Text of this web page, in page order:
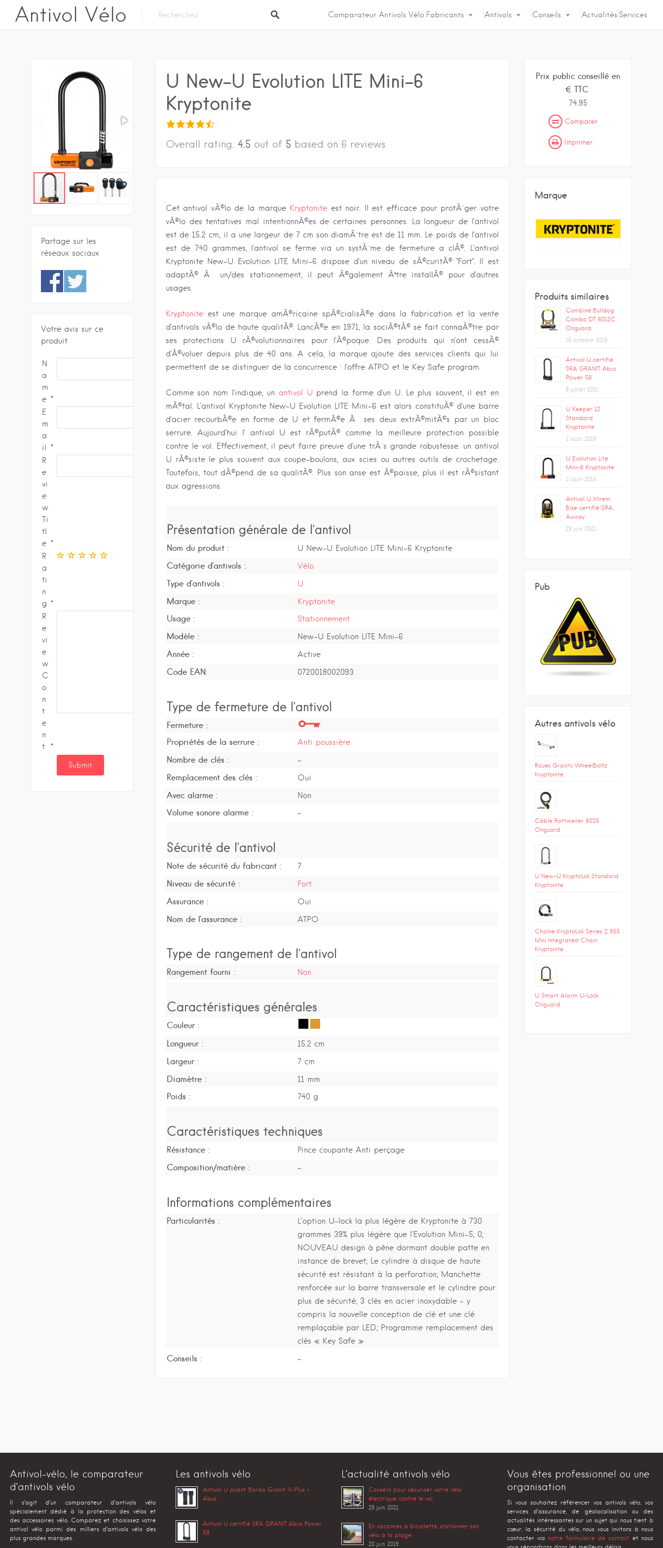
Antivol Vélo Comparateur Antivols Vélo Fabricants Antivols Conseils Actualités Services
Partage sur les
réseaux sociaux
Votre avis sur ce
produit
N
a
m
e
E
m
a
il
R
e
vi
e
w
Ti
tl
e
R
a
ti
n
g
R
e
vi
e
w
C
o
n
t
e
n
t
U New-U Evolution LITE Mini-6
Kryptonite
Overall rating: 4.5 out of 5 based on 6 reviews.
Prix public conseillé en
€ TTC
74.95
Comparer
Imprimer
Cet antivol vÃ©lo de la marque Kryptonite est noir. Il est efficace pour protÃ¨ger votre
vÃ©lo des tentatives mal intentionnÃ©es de certaines personnes. La longueur de l'antivol
est de 15.2 cm, il a une largeur de 7 cm son diamÃ¨tre est de 11 mm. Le poids de l'antivol
est de 740 grammes, l'antivol se ferme via un systÃ¨me de fermeture a clÃ©. L'antivol
Kryptonite New-U Evolution LITE Mini-6 dispose d'un niveau de sÃ©curitÃ© "Fort". Il est
adaptÃ© Ã un/des stationnement, il peut Ã©galement Ãªtre installÃ© pour d'autres
usages.
Kryptoniteest une marque amÃ©ricaine spÃ©cialisÃ©e dans la fabrication et la vente
d'antivols vÃ©lo de haute qualitÃ©. LancÃ©e en 1971, la sociÃ©tÃ© se fait connaÃ®tre par
ses protections U rÃ©volutionnaires pour l'Ã©poque. Des produits qui n'ont cessÃ©
d'Ã©voluer depuis plus de 40 ans. A cela, la marque ajoute des services clients qui lui
permettent de se distinguer de la concurrence : l'offre ATPO et le Key Safe program.
Comme son nom l'indique, un antivol U prend la forme d'un U. Le plus souvent, il est en
mÃ©tal. L'antivol Kryptonite New-U Evolution LITE Mini-6 est alors constituÃ© d'une barre
d'acier recourbÃ©e en forme de U et fermÃ©e Ã ses deux extrÃ©mitÃ©s par un bloc
serrure. Aujourd'hui l' antivol U est rÃ©putÃ© comme la meilleure protection possible
contre le vol. Effectivement, il peut faire preuve d'une trÃ¨s grande robustesse. un antivol
U rÃ©siste le plus souvent aux coupe-boulons, aux scies ou autres outils de crochetage.
Toutefois, tout dÃ©pend de sa qualitÃ©. Plus son anse est Ã©paisse, plus il est rÃ©sistant
aux agressions.
Présentation générale de l’antivol
Nom du produit : U New-U Evolution LITE Mini-6 Kryptonite
Catégorie d'antivols : Vélo
Type d'antivols : U
Marque : Kryptonite
Usage : Stationnement
Modèle : New-U Evolution LITE Mini-6
Année : Active
Code EAN: 0720018002093
Type de fermeture de l’antivol
Fermeture :
Propriétés de la serrure :
Anti poussière
Nombre de clés : -
Remplacement des clés : Oui
Avec alarme : Non
Volume sonore alarme : -
Sécurité de l’antivol
Note de sécurité du fabricant : 7
Niveau de sécurité : Fort
Assurance : Oui
Nom de l'assurance : ATPO
Type de rangement de l’antivol
Rangement fourni : Non
Caractéristiques générales
Couleur :
Longueur :
15.2 cm
Largeur : 7 cm
Diamètre : 11 mm
Poids : 740 g
Caractéristiques techniques
Résistance : Pince coupante Anti perçage
Composition/matière : -
Informations complémentaires
Particularités :
L’option U-lock la plus légère de Kryptonite à 730
grammes 39% plus légère que l’Evolution Mini-5; 0;
NOUVEAU design à pêne dormant double patte en
instance de brevet; Le cylindre à disque de haute
sécurité est résistant à la perforation; Manchette
renforcée sur la barre transversale et le cylindre pour
plus de sécurité; 3 clés en acier inoxydable – y
compris la nouvelle conception de clé et une clé
remplaçable par LED; Programme remplacement des
clés « Key Safe »
Conseils : -
Marque
Produits similaires
Combiné Bulldog
Combo DT 8012C
Onguard
16 octobre 2018
Antivol U certifié
SRA GRANIT Abus
Power 58
8 juillet 2021
U Keeper 12
Standard
Kryptonite
2 août 2018
U Evolution Lite
Mini-6 Kryptonite
2 août 2018
Antivol U Xtrem
Bike certifié SRA,
Auvray
29 juin 2021
Pub
Autres antivols vélo
Roues Gravity WheelBoltz
Kryptonite
Câble Rottweiler 8026
Onguard
U New-U KryptoLok Standard
Kryptonite
Chaîne KryptoLok Series 2 955
Mini Integrated Chain
Kryptonite
U Smart Alarm U-Lock
Onguard
Antivol-vélo, le comparateur
d’antivols vélo
Il s’agit d’un comparateur d’antivols vélo
spécialement dédié à la protection des vélos et
des accessoires vélo. Comparez et choisissez votre
antivol vélo parmi des milliers d’antivols vélo des
plus grandes marques.
Les antivols vélo
Antivol U pliant Bordo Granit X-Plus –
Abus
Antivol U certifié SRA GRANIT Abus Power
58
L’actualité antivols vélo
Conseils pour sécuriser votre vélo
électrique contre le vol
29 juin 2021
En vacances à bicyclette, stationner son
vélo à la plage
20 juin 2019
Vous êtes professionnel ou une
organisation
Si vous souhaitez référencer vos antivols vélo, vos
services d’assurance, de géolocalisation ou des
actualités intéressantes sur un sujet qui nous tient à
cœur, la sécurité du vélo, nous vous invitons à nous
contacter via notre formulaire de contact et nous